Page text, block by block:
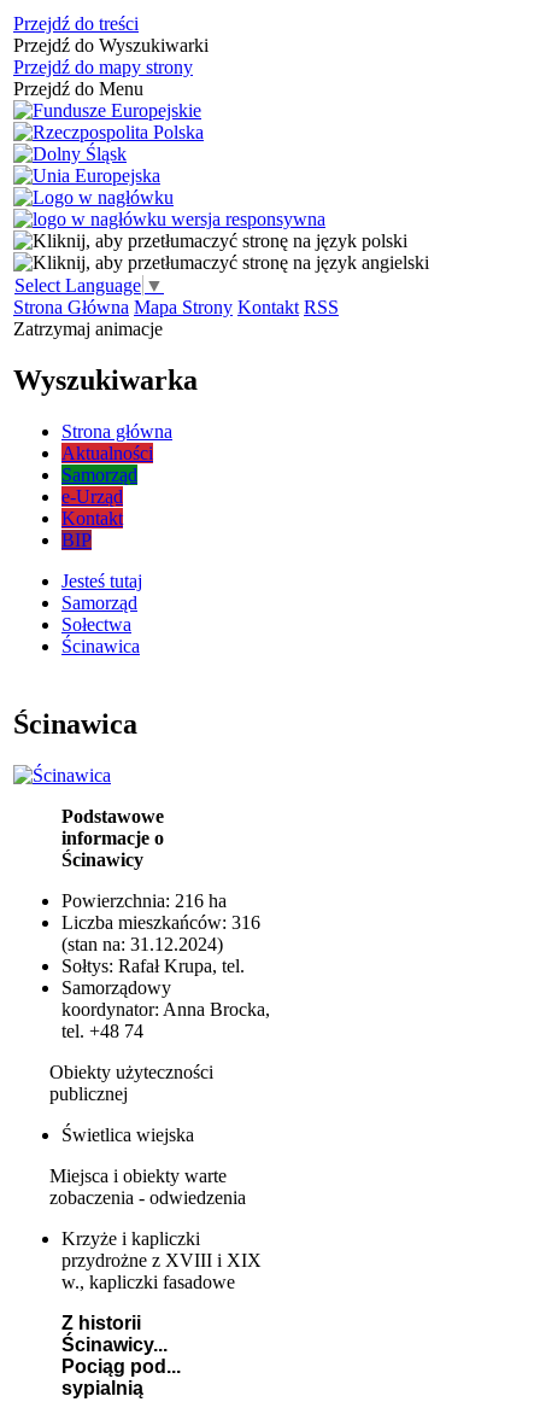
Przejdź do treści
Przejdź do Wyszukiwarki
Przejdź do mapy strony
Przejdź do Menu
Select Language ▼
Strona Główna Mapa Strony Kontakt RSS
Zatrzymaj animacje
Wyszukiwarka
Strona główna
Aktualności
Samorząd
e-Urząd
Kontakt
BIP
Jesteś tutaj
Samorząd
Sołectwa
Ścinawica
Ścinawica
Podstawowe
informacje o
Ścinawicy
Powierzchnia: 216 ha
Liczba mieszkańców: 316
(stan na: 31.12.2024)
Sołtys: Rafał Krupa, tel.
Samorządowy
koordynator: Anna Brocka,
tel. +48 74
Obiekty użyteczności
publicznej
Świetlica wiejska
Miejsca i obiekty warte
zobaczenia - odwiedzenia
Krzyże i kapliczki
przydrożne z XVIII i XIX
w., kapliczki fasadowe
Z historii
Ścinawicy...
Pociąg pod...
sypialnią